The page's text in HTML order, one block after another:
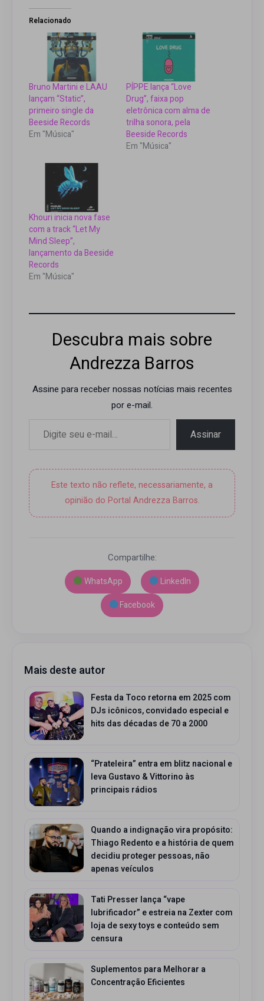
Relacionado
Bruno Martini e LAAU
lançam “Static”,
primeiro single da
Beeside Records
Em "Música"
PÍPPE lança “Love
Drug”, faixa pop
eletrônica com alma de
trilha sonora, pela
Beeside Records
Em "Música"
Khouri inicia nova fase
com a track “Let My
Mind Sleep”,
lançamento da Beeside
Records
Em "Música"
Descubra mais sobre
Andrezza Barros
Assine para receber nossas notícias mais recentes
por e-mail.
Assinar
Este texto não reflete, necessariamente, a
opinião do Portal Andrezza Barros.
Compartilhe:
WhatsApp
LinkedIn
Facebook
Mais deste autor
Festa da Toco retorna em 2025 com
DJs icônicos, convidado especial e
hits das décadas de 70 a 2000
“Prateleira” entra em blitz nacional e
leva Gustavo & Vittorino às
principais rádios
Quando a indignação vira propósito:
Thiago Redento e a história de quem
decidiu proteger pessoas, não
apenas veículos
Tati Presser lança “vape
lubrificador” e estreia na Zexter com
loja de sexy toys e conteúdo sem
censura
Suplementos para Melhorar a
Concentração Eficientes